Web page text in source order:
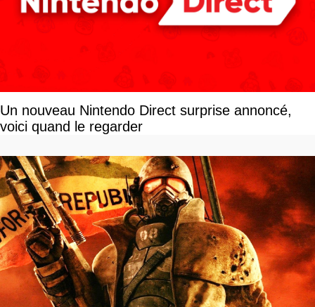
Un nouveau Nintendo Direct surprise annoncé,
voici quand le regarder